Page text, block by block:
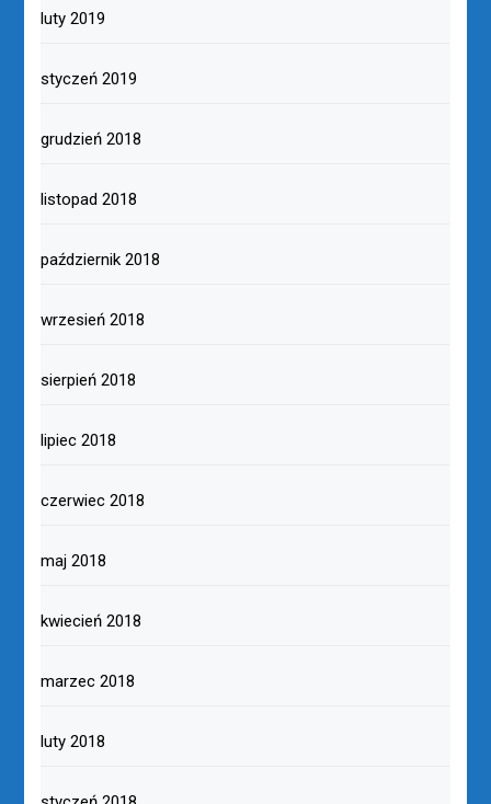
luty 2019
styczeń 2019
grudzień 2018
listopad 2018
październik 2018
wrzesień 2018
sierpień 2018
lipiec 2018
czerwiec 2018
maj 2018
kwiecień 2018
marzec 2018
luty 2018